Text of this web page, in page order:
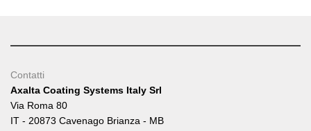
Contatti
Axalta Coating Systems Italy Srl
Via Roma 80
IT - 20873 Cavenago Brianza - MB